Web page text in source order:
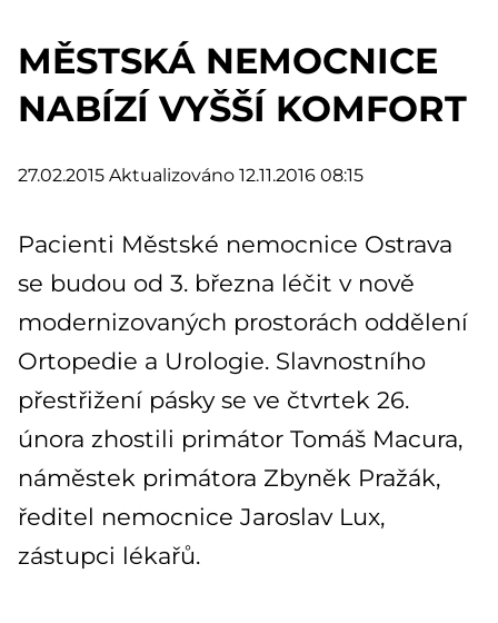
MĚSTSKÁ NEMOCNICE
NABÍZÍ VYŠŠÍ KOMFORT
27.02.2015 Aktualizováno 12.11.2016 08:15
Pacienti Městské nemocnice Ostrava
se budou od 3. března léčit v nově
modernizovaných prostorách oddělení
Ortopedie a Urologie. Slavnostního
přestřižení pásky se ve čtvrtek 26.
února zhostili primátor Tomáš Macura,
náměstek primátora Zbyněk Pražák,
ředitel nemocnice Jaroslav Lux,
zástupci lékařů.